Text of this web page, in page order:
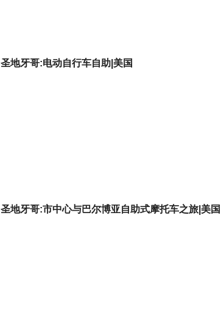
圣地牙哥:电动自行车自助|美国
圣地牙哥:市中心与巴尔博亚自助式摩托车之旅|美国